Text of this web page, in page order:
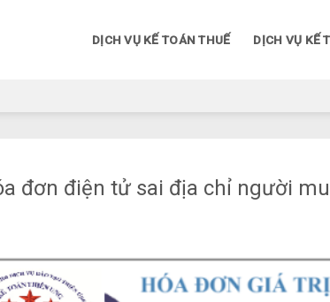
DỊCH VỤ KẾ TOÁN THUẾ DỊCH VỤ KẾ
đơn điện tử sai địa chỉ người